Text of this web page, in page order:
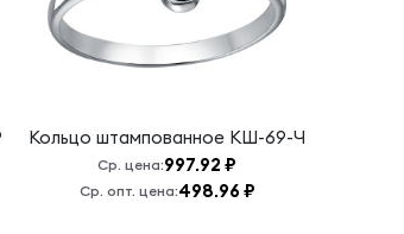
Кольцо штампованное КШ-69-Ч
Ср. цена:997.92 ₽
Ср. опт. цена:498.96 ₽